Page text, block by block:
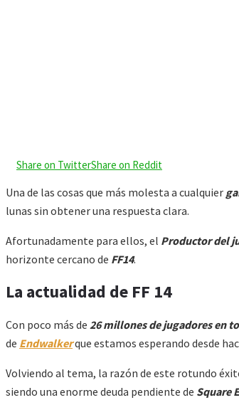
Share on TwitterShare on Reddit
Una de las cosas que más molesta a cualquier
lunas sin obtener una respuesta clara.
Afortunadamente para ellos, el Productor del
horizonte cercano de FF14.
La actualidad de FF 14
Con poco más de 26 millones de jugadores en
de Endwalkerque estamos esperando desde
Volviendo al tema, la razón de este rotundo
siendo una enorme deuda pendiente de Square